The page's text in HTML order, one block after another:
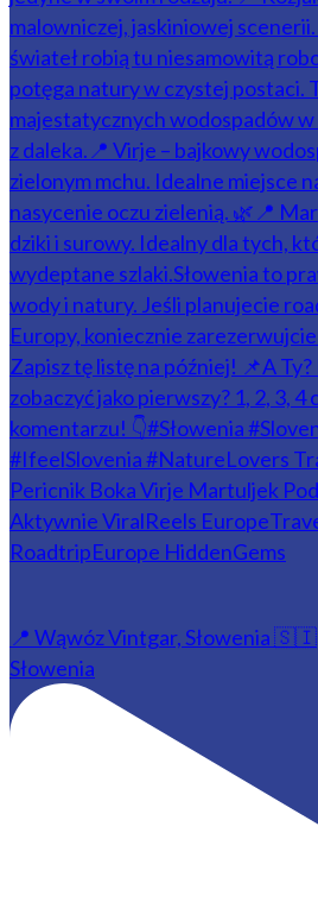
📍 Wąwóz Vintgar, Słowenia 🇸🇮
Słowenia